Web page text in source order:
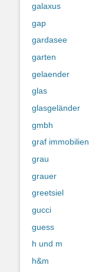
galaxus
gap
gardasee
garten
gelaender
glas
glasgeländer
gmbh
graf immobilien
grau
grauer
greetsiel
gucci
guess
h und m
h&m